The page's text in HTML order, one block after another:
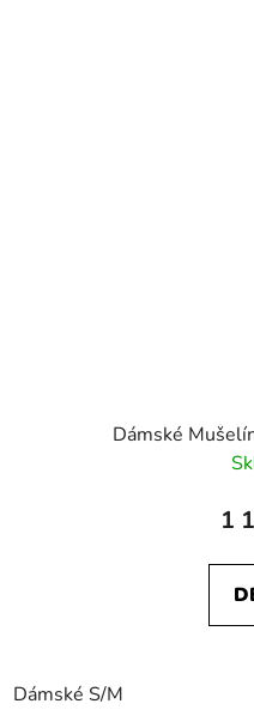
Dámské
1
Dámské S/M